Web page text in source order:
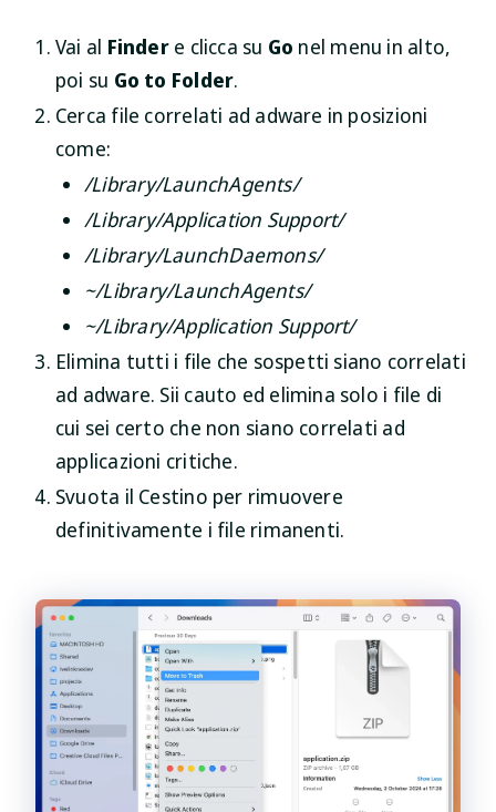
Vai al Findere clicca su Go nel menu in alto,
poi su Go to Folder.
Cerca file correlati ad adware in posizioni
come:
/Library/LaunchAgents/
/Library/Application Support/
/Library/LaunchDaemons/
~/Library/LaunchAgents/
~/Library/Application Support/
Elimina tutti i file che sospetti siano correlati
ad adware. Sii cauto ed elimina solo i file di
cui sei certo che non siano correlati ad
applicazioni critiche.
Svuota il Cestino per rimuovere
definitivamente i file rimanenti.